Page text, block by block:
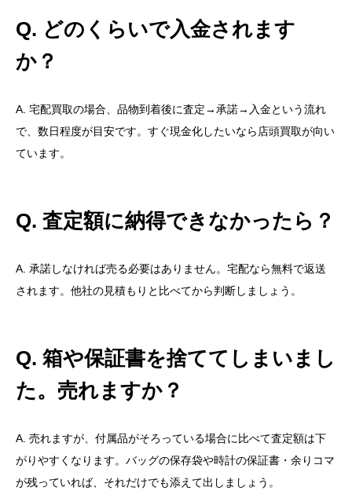
Q. どのくらいで入金されます
か？
A. 宅配買取の場合、品物到着後に査定→承諾→入金という流れ
で、数日程度が目安です。すぐ現金化したいなら店頭買取が向い
ています。
Q. 査定額に納得できなかったら？
A. 承諾しなければ売る必要はありません。宅配なら無料で返送
されます。他社の見積もりと比べてから判断しましょう。
Q. 箱や保証書を捨ててしまいまし
た。売れますか？
A. 売れますが、付属品がそろっている場合に比べて査定額は下
がりやすくなります。バッグの保存袋や時計の保証書・余りコマ
が残っていれば、それだけでも添えて出しましょう。